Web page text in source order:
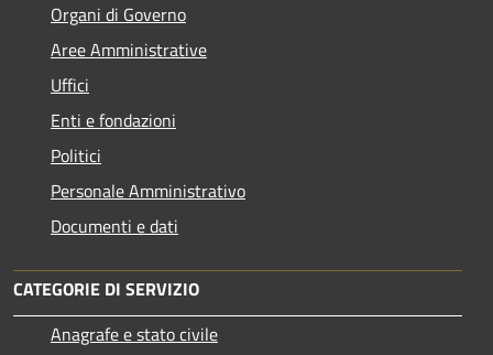
Organi di Governo
Aree Amministrative
Uffici
Enti e fondazioni
Politici
Personale Amministrativo
Documenti e dati
CATEGORIE DI SERVIZIO
Anagrafe e stato civile